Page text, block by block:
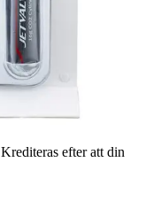
Krediteras efter att din